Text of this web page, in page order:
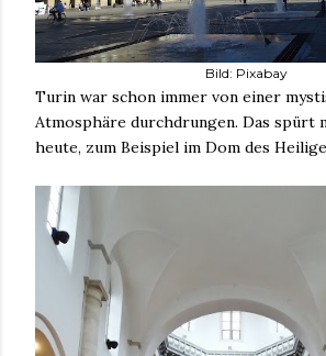
Bild: Pixabay
Turin war schon immer von einer
Atmosphäre durchdrungen. Das spürt
heute, zum Beispiel im Dom des